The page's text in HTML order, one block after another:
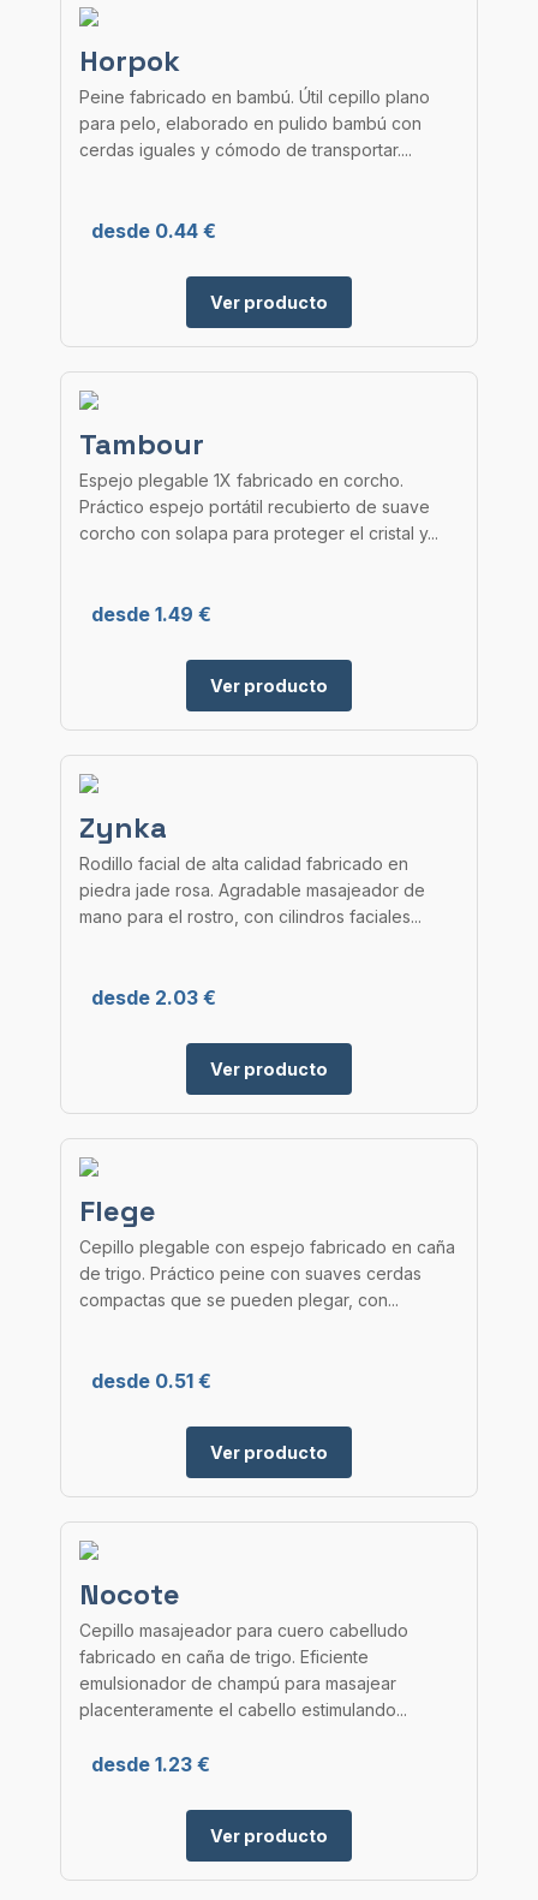
Horpok
Peine fabricado en bambú. Útil cepillo plano
para pelo, elaborado en pulido bambú con
cerdas iguales y cómodo de transportar....
desde 0.44 €
Ver producto
Tambour
Espejo plegable 1X fabricado en corcho.
Práctico espejo portátil recubierto de suave
corcho con solapa para proteger el cristal y...
desde 1.49 €
Ver producto
Zynka
Rodillo facial de alta calidad fabricado en
piedra jade rosa. Agradable masajeador de
mano para el rostro, con cilindros faciales...
desde 2.03 €
Ver producto
Flege
Cepillo plegable con espejo fabricado en caña
de trigo. Práctico peine con suaves cerdas
compactas que se pueden plegar, con...
desde 0.51 €
Ver producto
Nocote
Cepillo masajeador para cuero cabelludo
fabricado en caña de trigo. Eficiente
emulsionador de champú para masajear
placenteramente el cabello estimulando...
desde 1.23 €
Ver producto